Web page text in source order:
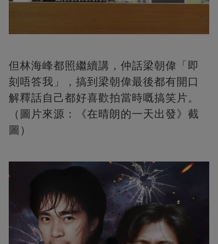
但林海峰都照繼續講，仲話梁朝偉「即
刻唔答我」，搞到梁朝偉最後都有開口
解釋話自己都好喜歡拍當時嘅搞笑片。
（圖片來源：《在晴朗的一天出發》截
圖）